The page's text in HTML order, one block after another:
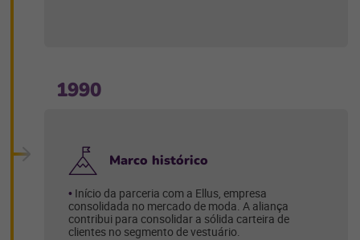
1990
Marco histórico
Início da parceria com a Ellus, empresa
consolidada no mercado de moda. A aliança
contribui para consolidar a sólida carteira de
clientes no segmento de vestuário.